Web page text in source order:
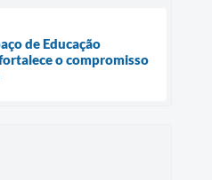
de Educação
o compromisso